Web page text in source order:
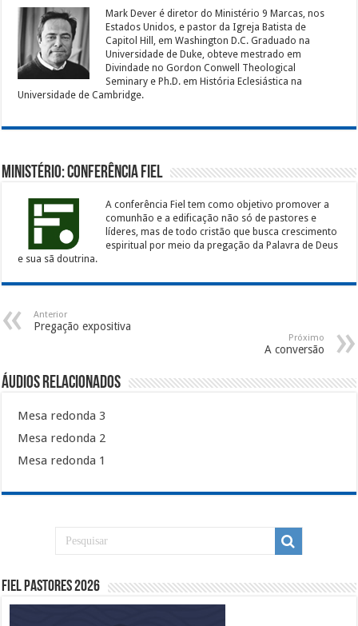
Mark Dever é diretor do Ministério 9 Marcas, nos
Estados Unidos, e pastor da Igreja Batista de
Capitol Hill, em Washington D.C. Graduado na
Universidade de Duke, obteve mestrado em
Divindade no Gordon Conwell Theological
Seminary e Ph.D. em História Eclesiástica na
Universidade de Cambridge.
Ministério: Conferência Fiel
A conferência Fiel tem como objetivo promover a
comunhão e a edificação não só de pastores e
líderes, mas de todo cristão que busca crescimento
espiritual por meio da pregação da Palavra de Deus
e sua sã doutrina.
Anterior
Pregação expositiva
Próximo
A conversão
Áudios Relacionados
Mesa redonda 3
Mesa redonda 2
Mesa redonda 1
Fiel Pastores 2026